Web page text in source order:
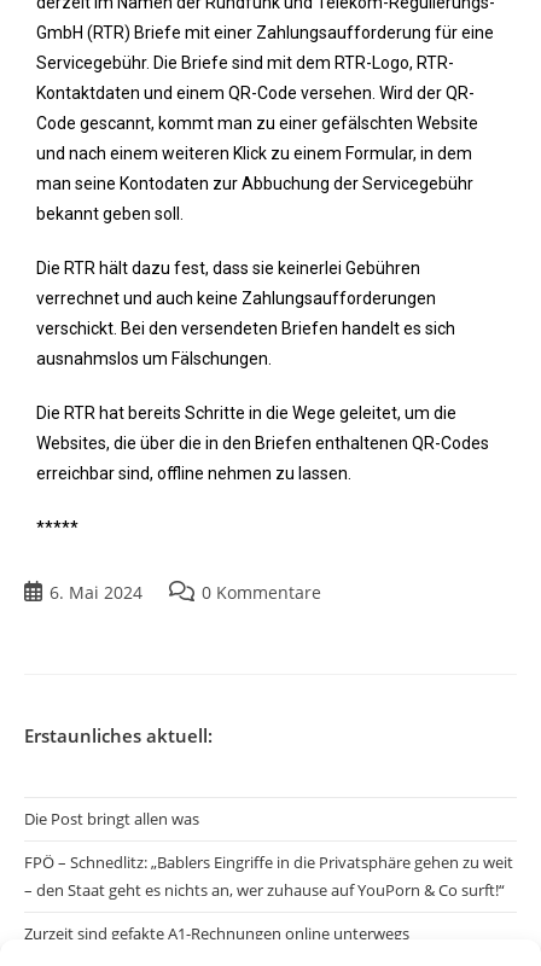
GmbH (RTR) Briefe mit einer Zahlungsaufforderung für eine
Servicegebühr. Die Briefe sind mit dem RTR-Logo, RTR-
Kontaktdaten und einem QR-Code versehen. Wird der QR-
Code gescannt, kommt man zu einer gefälschten Website
und nach einem weiteren Klick zu einem Formular, in dem
man seine Kontodaten zur Abbuchung der Servicegebühr
bekannt geben soll.
Die RTR hält dazu fest, dass sie keinerlei Gebühren
verrechnet und auch keine Zahlungsaufforderungen
verschickt. Bei den versendeten Briefen handelt es sich
ausnahmslos um Fälschungen.
Die RTR hat bereits Schritte in die Wege geleitet, um die
Websites, die über die in den Briefen enthaltenen QR-Codes
erreichbar sind, offline nehmen zu lassen.
*****
6. Mai 2024 0 Kommentare
Erstaunliches aktuell:
Die Post bringt allen was
FPÖ – Schnedlitz: „Bablers Eingriffe in die Privatsphäre gehen zu weit
– den Staat geht es nichts an, wer zuhause auf YouPorn & Co surft!“
Zurzeit sind gefakte A1-Rechnungen online unterwegs